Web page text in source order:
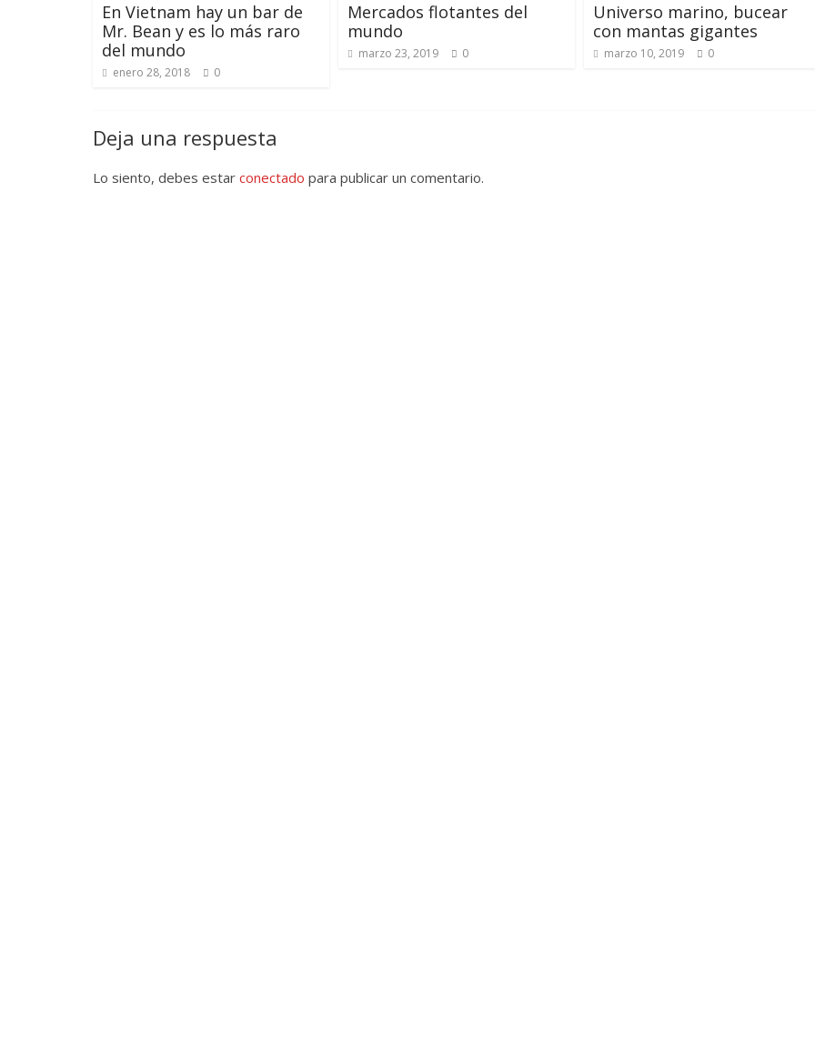
En Vietnam hay un bar de
Mr. Bean y es lo más raro
del mundo
enero 28, 2018 0
Mercados flotantes del
mundo
marzo 23, 2019 0
Universo marino, bucear
con mantas gigantes
marzo 10, 2019 0
Deja una respuesta
Lo siento, debes estar conectado para publicar un comentario.